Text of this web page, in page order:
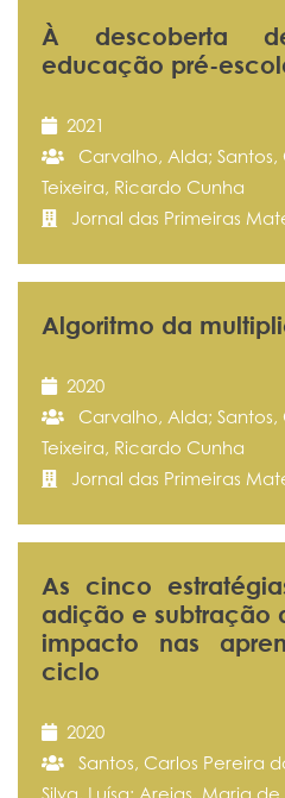
À descoberta
educação pré-
2021
Carvalho, Alda; Santos,
Teixeira, Ricardo Cunha
Jornal das Primeiras
Algoritmo da
2020
Carvalho, Alda; Santos,
Teixeira, Ricardo Cunha
Jornal das Primeiras
As cinco
adição e subtração
impacto nas
ciclo
2020
Santos, Carlos Pereira